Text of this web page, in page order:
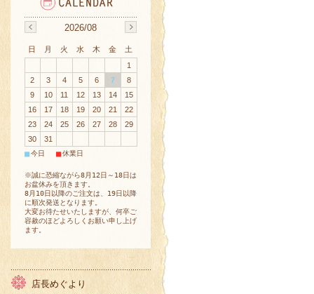
2026/08
日 月 火 水 木 金
土
1
2
3 4 5 6 7
8
9
10 11 12 13 14
15
16
17 18 19 20 21
22
23
24 25 26 27 28
29
30
31
■今日 ■休業日
※誠に恐縮ながら8月12日～18日は
お盆休みを頂きます。
8月10日以降のご注文は、19日以降
に順次発送となります。
大変お待たせいたしますが、何卒ご
容赦のほどよろしくお願い申し上げ
ます。
店長めぐより